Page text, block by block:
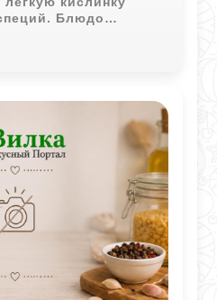
Блюдо
обеда, так и